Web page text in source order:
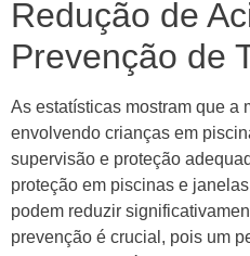
Redução de
Prevenção de
As estatísticas mostram que a
envolvendo crianças em
supervisão e proteção
proteção em piscinas e
podem reduzir
prevenção é crucial, pois um